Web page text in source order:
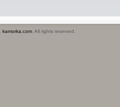
kamorka.com. All rights reserved.